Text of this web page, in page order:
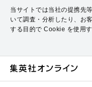
当サイトでは当社の提携先
いて調査・分析したり、お
する目的で Cookie を使用す